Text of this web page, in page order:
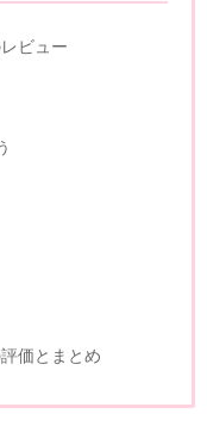
ビュー
価とまとめ